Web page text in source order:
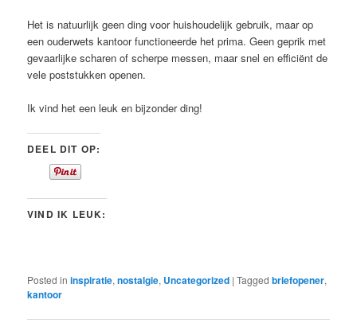
Het is natuurlijk geen ding voor huishoudelijk gebruik, maar op
een ouderwets kantoor functioneerde het prima. Geen geprik met
gevaarlijke scharen of scherpe messen, maar snel en efficiënt de
vele poststukken openen.
Ik vind het een leuk en bijzonder ding!
DEEL DIT OP:
VIND IK LEUK:
Posted in inspiratie,nostalgie, Uncategorized |Tagged briefopener,
kantoor